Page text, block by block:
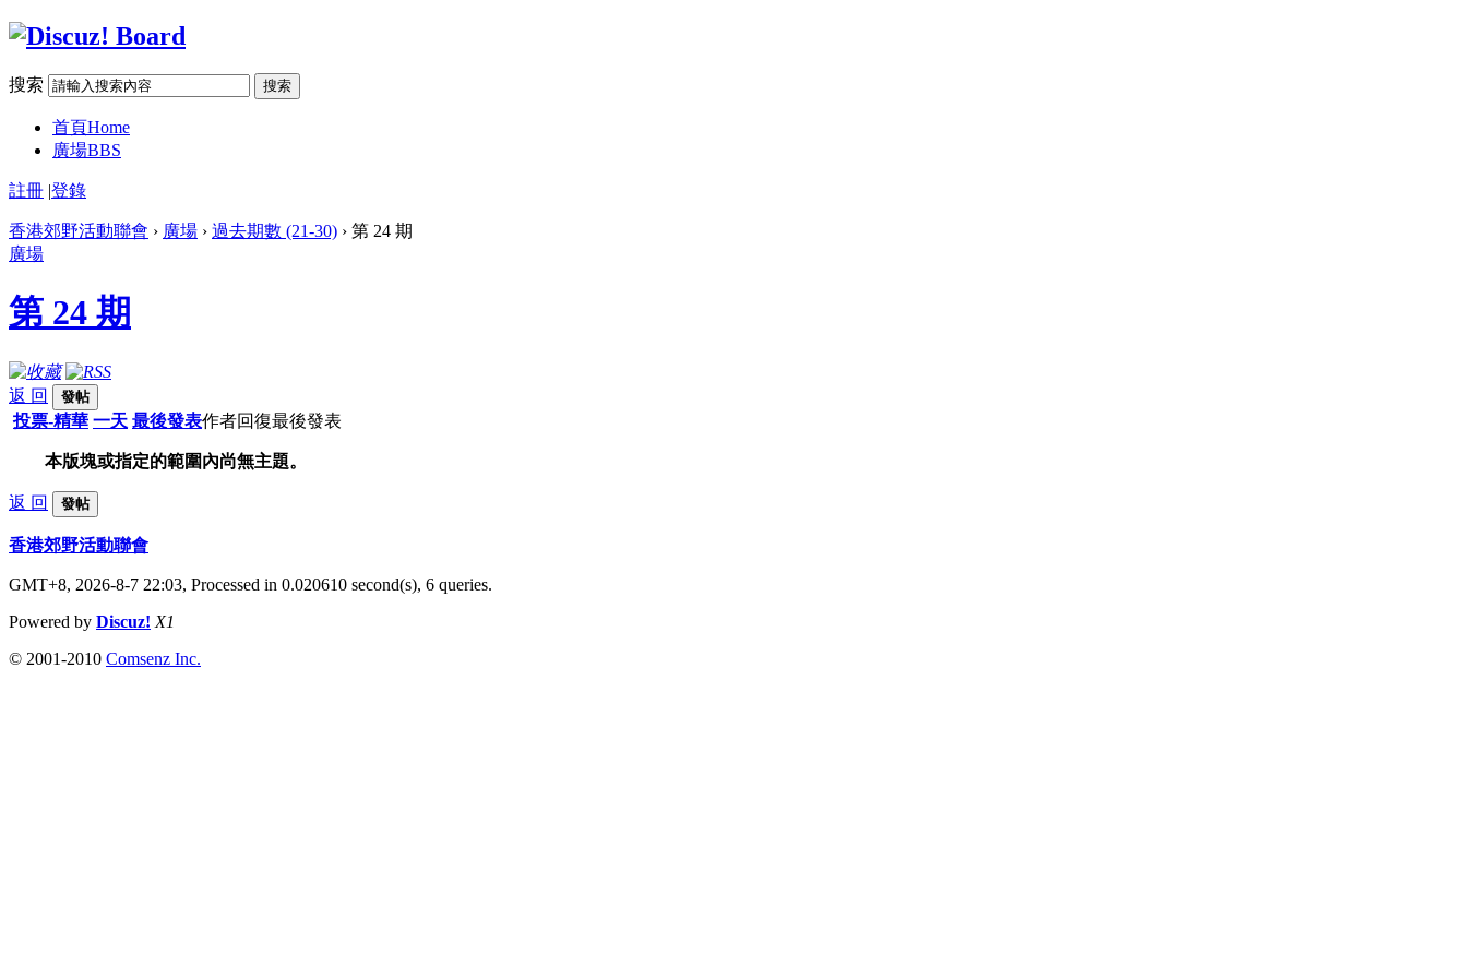
搜索 搜索
首頁Home
廣場BBS
註冊 |登錄
香港郊野活動聯會 › 廣場 › 過去期數 (21-30) › 第 24 期
廣場
第 24 期
返 回 發帖
投票-精華 一天 最後發表作者回復最後發表
本版塊或指定的範圍內尚無主題。
返 回 發帖
香港郊野活動聯會
GMT+8, 2026-8-7 22:03, Processed in 0.020610 second(s), 6 queries.
Powered by Discuz! X1
© 2001-2010 Comsenz Inc.